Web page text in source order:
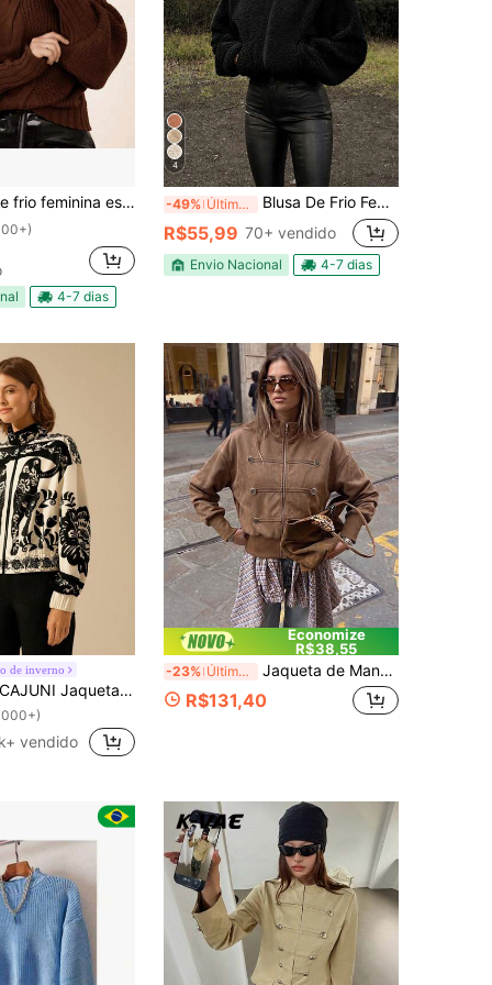
trança 2025 blusa tricot manga bufante Simples Casual Malhado Ponto em cabo
4-7 dias
4
-49% Últimos 3 dias Blusa De Frio Feminina Teddy Casaco Pelucia De Ziper Com Bolsos Outono Inverno
R$55,99 70+ vendido
Envio Nacional 4-7 dias
de inverno
Jaqueta Fina com Gola Alta, Manga Longa e Zíper Para Outono/Inverno, Estampa Retrô Preta e Branca de Leopardo e Peônia Floral, Estilo Boho Resort
vendido
Economize
R$38,55
-23% Último dia Jaqueta de Manga Longa Ajuste Regular Feminina, Jaqueta Marrom, Adequada para Uso no Outono/Inverno. Roupa de Volta às Aulas. Jaqueta Estilo Napoleão. Roupa de Outono.
R$131,40